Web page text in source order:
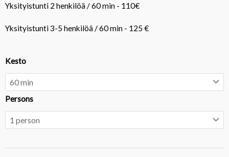
Yksityistunti 2 henkilöä / 60 min - 110€
Yksityistunti 3-5 henkilöä / 60 min - 125 €
Kesto
Persons
Private
Classes
määrä